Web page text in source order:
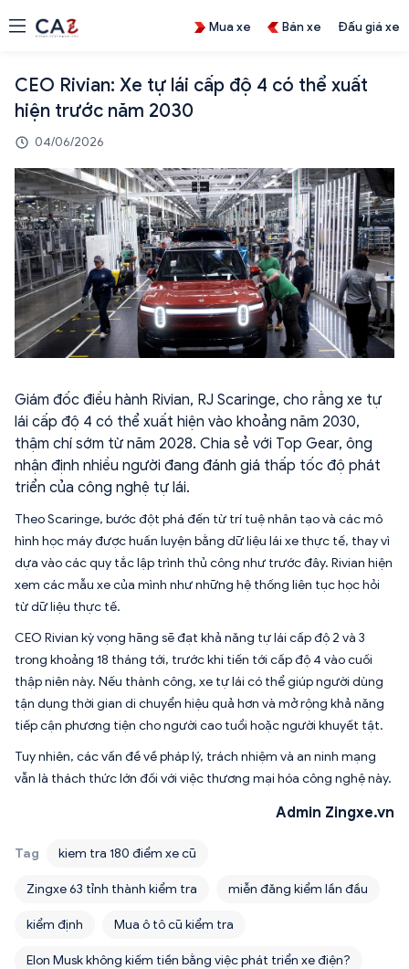
Mua xe Bán xe Đấu giá xe
CEO Rivian: Xe tự lái cấp độ 4 có thể xuất
hiện trước năm 2030
04/06/2026
Giám đốc điều hành Rivian, RJ Scaringe, cho rằng xe tự
lái cấp độ 4 có thể xuất hiện vào khoảng năm 2030,
thậm chí sớm từ năm 2028. Chia sẻ với Top Gear, ông
nhận định nhiều người đang đánh giá thấp tốc độ phát
triển của công nghệ tự lái.
Theo Scaringe, bước đột phá đến từ trí tuệ nhân tạo và các mô
hình học máy được huấn luyện bằng dữ liệu lái xe thực tế, thay vì
dựa vào các quy tắc lập trình thủ công như trước đây. Rivian hiện
xem các mẫu xe của mình như những hệ thống liên tục học hỏi
từ dữ liệu thực tế.
CEO Rivian kỳ vọng hãng sẽ đạt khả năng tự lái cấp độ 2 và 3
trong khoảng 18 tháng tới, trước khi tiến tới cấp độ 4 vào cuối
thập niên này. Nếu thành công, xe tự lái có thể giúp người dùng
tận dụng thời gian di chuyển hiệu quả hơn và mở rộng khả năng
tiếp cận phương tiện cho người cao tuổi hoặc người khuyết tật.
Tuy nhiên, các vấn đề về pháp lý, trách nhiệm và an ninh mạng
vẫn là thách thức lớn đối với việc thương mại hóa công nghệ này.
Admin Zingxe.vn
Tag kiem tra 180 điểm xe cũ
Zingxe 63 tỉnh thành kiểm tra miễn đăng kiểm lần đầu
kiểm định Mua ô tô cũ kiểm tra
Elon Musk không kiếm tiền bằng việc phát triển xe điện?